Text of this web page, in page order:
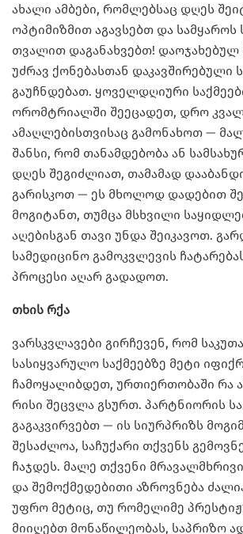
ახალი ამბები, რომლებსაც დღეს
ოპტიმიზმით აგავსებთ და სამყაროს
თვალით დაგანახვებთ!
უძრავ ქონებასთან დაკავშირებული
გაუჩნდებათ. ყოველდღიური
ორომტრიალში შეეცადეთ, დრო
ამაღლებისთვისაც გამონახოთ —
შანსი, რომ თანამდებობა ან
დღეს შეგიძლიათ, თამამად
გარისკოთ — ეს მხოლოდ დადებით
მოგიტანთ, თუმცა მსხვილი
აღებისგან თავი უნდა შეიკავოთ.
სამედიცინო გამოკვლევის
პროცესი აღარ გადადოთ.
თხის რქა
ვარსკვლავები გირჩევენ, რომ
სასიყვარულო საქმეებზე მეტი
ჩამოყალიბდეთ, ურთიერთობაში რა
რისი შეცვლა გსურთ. პარტნიორის
გაგაკვირვებთ — ის სიურპრიზს
შესაძლოა, საჩუქარი თქვენს
ჩაჯდეს. მალე თქვენი
და შემოქმედებითი აზროვნება
უფრო მეტიც, თუ რომელიმე
მიიღებთ მონაწილეობას, საპრიზო